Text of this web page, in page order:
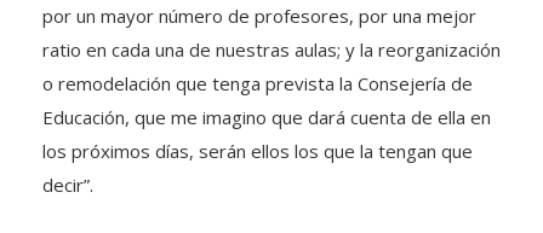
por un mayor número de profesores, por una mejor
ratio en cada una de nuestras aulas; y la reorganización
o remodelación que tenga prevista la Consejería de
Educación, que me imagino que dará cuenta de ella en
los próximos días, serán ellos los que la tengan que
decir”.